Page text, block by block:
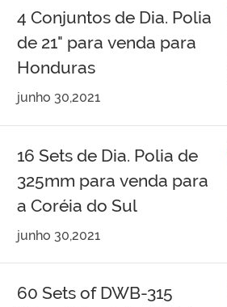
4 Conjuntos de Dia. Polia
de 21" para venda para
Honduras
junho 30,2021
16 Sets de Dia. Polia de
325mm para venda para
a Coréia do Sul
junho 30,2021
60 Sets of DWB-315